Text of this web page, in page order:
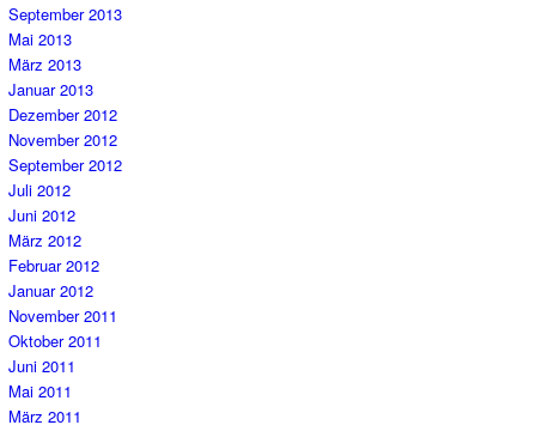
September 2013
Mai 2013
März 2013
Januar 2013
Dezember 2012
November 2012
September 2012
Juli 2012
Juni 2012
März 2012
Februar 2012
Januar 2012
November 2011
Oktober 2011
Juni 2011
Mai 2011
März 2011